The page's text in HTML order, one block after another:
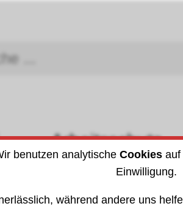
Arbeitsschutz
Dichtungen
benutzen analytische Cookiesauf
Einwilligung.
während andere uns